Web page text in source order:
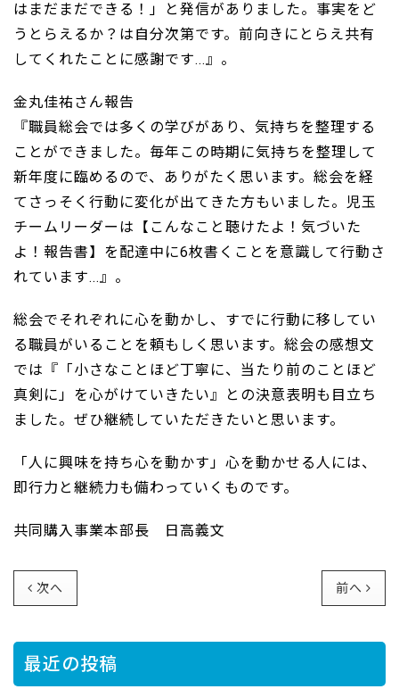
はまだまだできる！」と発信がありました。事実をど
うとらえるか？は自分次第です。前向きにとらえ共有
してくれたことに感謝です...』。
金丸佳祐さん報告
『職員総会では多くの学びがあり、気持ちを整理する
ことができました。毎年この時期に気持ちを整理して
新年度に臨めるので、ありがたく思います。総会を経
てさっそく行動に変化が出てきた方もいました。児玉
チームリーダーは【こんなこと聴けたよ！気づいた
よ！報告書】を配達中に6枚書くことを意識して行動さ
れています...』。
総会でそれぞれに心を動かし、すでに行動に移してい
る職員がいることを頼もしく思います。総会の感想文
では『「小さなことほど丁寧に、当たり前のことほど
真剣に」を心がけていきたい』との決意表明も目立ち
ました。ぜひ継続していただきたいと思います。
「人に興味を持ち心を動かす」心を動かせる人には、
即行力と継続力も備わっていくものです。
共同購入事業本部長 日高義文
次へ 前へ
最近の投稿